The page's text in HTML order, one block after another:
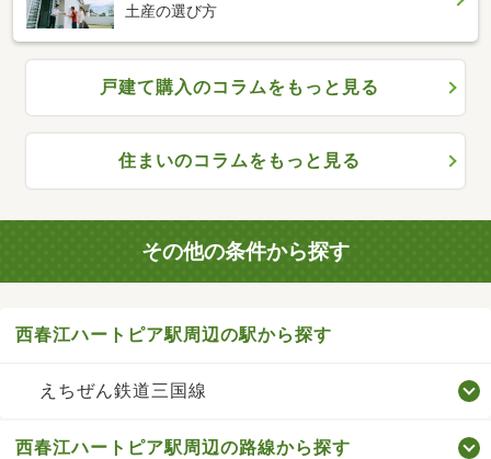
土産の選び方
戸建て購入のコラムをもっと見る
住まいのコラムをもっと見る
その他の条件から探す
西春江ハートピア駅周辺の駅から探す
えちぜん鉄道三国線
西春江ハートピア駅周辺の路線から探す